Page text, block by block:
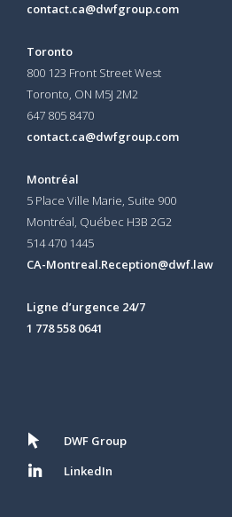
contact.ca@dwfgroup.com
Toronto
800 123 Front Street West
Toronto, ON M5J 2M2
647 805 8470
contact.ca@dwfgroup.com
Montréal
5 Place Ville Marie, Suite 900
Montréal, Québec H3B 2G2
514 470 1445
CA-Montreal.Reception@dwf.law
Ligne d’urgence 24/7
1 778 558 0641
DWF Group
LinkedIn